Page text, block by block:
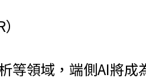
等領域，端側AI將成